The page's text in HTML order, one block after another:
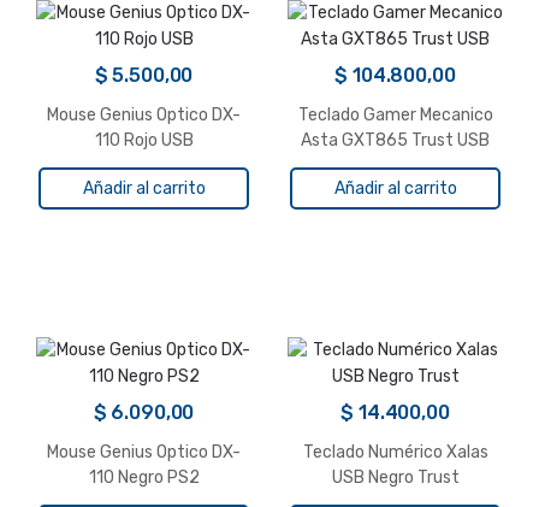
$ 5.500,00
Mouse Genius Optico DX-
110 Rojo USB
Añadir al carrito
$ 104.800,00
Teclado Gamer Mecanico
Asta GXT865 Trust USB
Añadir al carrito
$ 6.090,00
Mouse Genius Optico DX-
110 Negro PS2
$ 14.400,00
Teclado Numérico Xalas
USB Negro Trust